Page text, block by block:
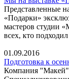
Представленные
«Подарки»
мастеров студии
всех, кто
01.09.2016
Подготовка к
Компания "Макей"